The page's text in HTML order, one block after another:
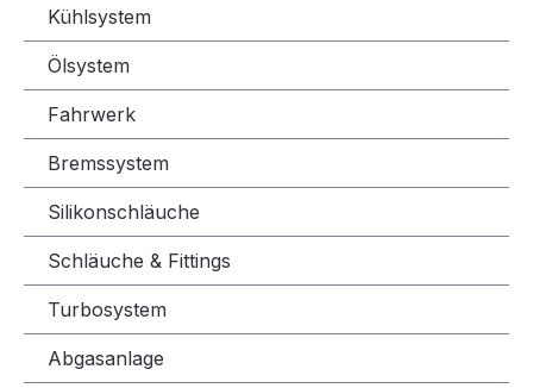
Kühlsystem
Ölsystem
Fahrwerk
Bremssystem
Silikonschläuche
Schläuche & Fittings
Turbosystem
Abgasanlage